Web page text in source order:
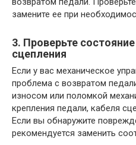
замените ее при
3. Проверьте
сцепления
Если у вас механическое
проблема с возвратом
износом или поломкой
крепления педали, кабеля
Если вы обнаружите
рекомендуется заменить